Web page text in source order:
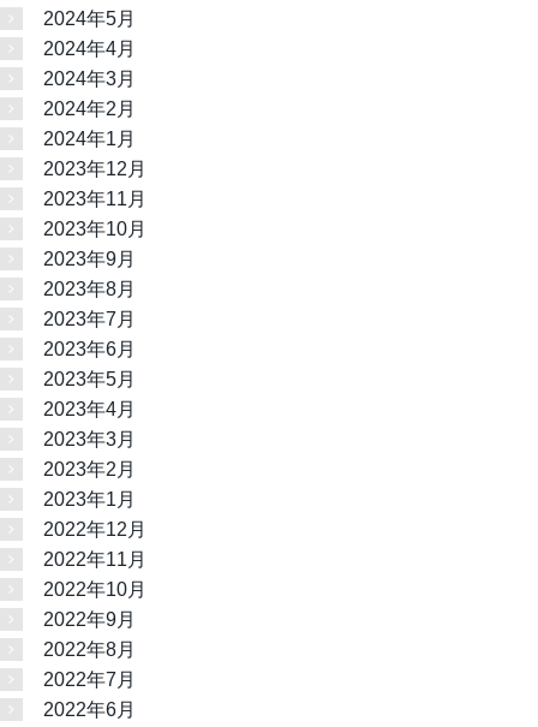
2024年5月
2024年4月
2024年3月
2024年2月
2024年1月
2023年12月
2023年11月
2023年10月
2023年9月
2023年8月
2023年7月
2023年6月
2023年5月
2023年4月
2023年3月
2023年2月
2023年1月
2022年12月
2022年11月
2022年10月
2022年9月
2022年8月
2022年7月
2022年6月